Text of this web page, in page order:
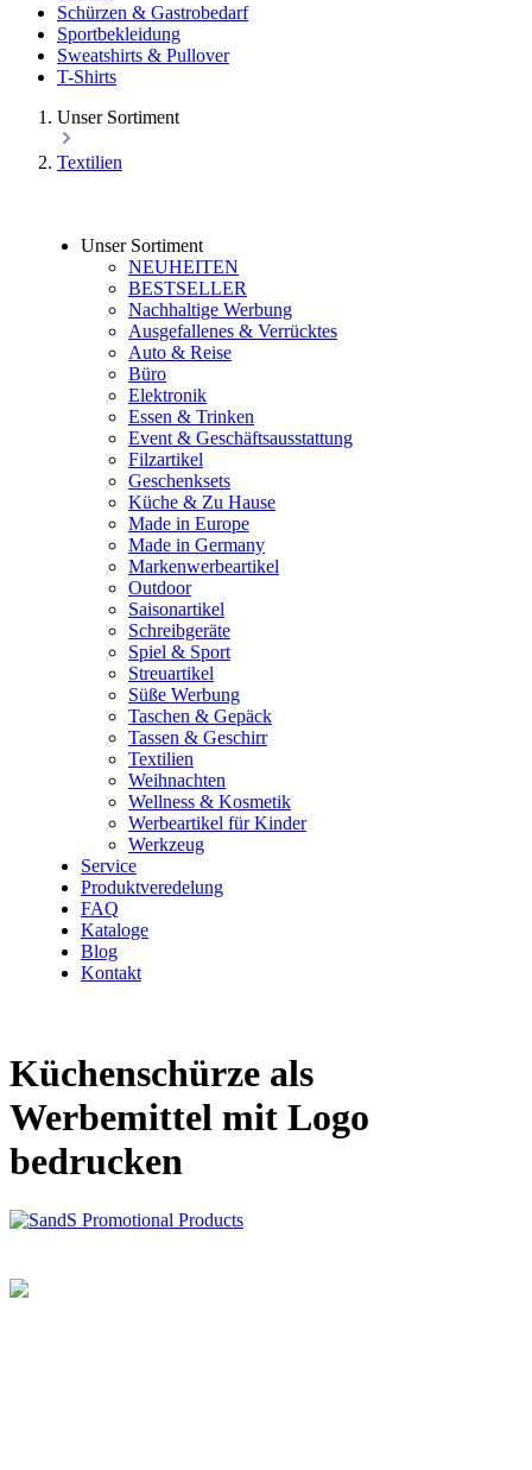
Schürzen & Gastrobedarf
Sportbekleidung
Sweatshirts & Pullover
T-Shirts
Unser Sortiment
Textilien
Unser Sortiment
NEUHEITEN
BESTSELLER
Nachhaltige Werbung
Ausgefallenes & Verrücktes
Auto & Reise
Büro
Elektronik
Essen & Trinken
Event & Geschäftsausstattung
Filzartikel
Geschenksets
Küche & Zu Hause
Made in Europe
Made in Germany
Markenwerbeartikel
Outdoor
Saisonartikel
Schreibgeräte
Spiel & Sport
Streuartikel
Süße Werbung
Taschen & Gepäck
Tassen & Geschirr
Textilien
Weihnachten
Wellness & Kosmetik
Werbeartikel für Kinder
Werkzeug
Service
Produktveredelung
FAQ
Kataloge
Blog
Kontakt
Küchenschürze als
Werbemittel mit Logo
bedrucken